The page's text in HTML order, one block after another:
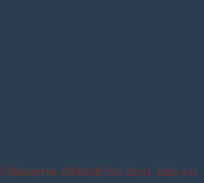
si dávame záležať na tom, aby sa